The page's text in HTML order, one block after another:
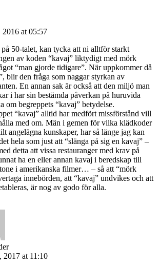
at 05:57
50-talet, kan tycka att ni alltför starkt
av koden “kavaj” liktydigt med mörk
“man gjorde tidigare”. När uppkommer då
blir den fråga som naggar styrkan av
En annan sak är också att den miljö man
i har sin bestämda påverkan på huruvida
om begreppets “kavaj” betydelse.
“kavaj” alltid har medfört missförstånd vill
med om. Män i gemen för vilka klädkoder
angelägna kunskaper, har så länge jag kan
hela som just att “slänga på sig en kavaj” –
detta att vissa restauranger med krav på
ha en eller annan kavaj i beredskap till
i amerikanska filmer… – så att “mörk
innebörden, att “kavaj” undvikes och att
är nog av godo för alla.
2017 at 11:10